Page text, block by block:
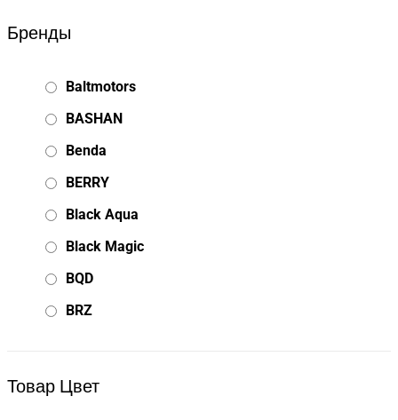
Бренды
Baltmotors
BASHAN
Benda
BERRY
Black Aqua
Black Magic
BQD
BRZ
Товар Цвет